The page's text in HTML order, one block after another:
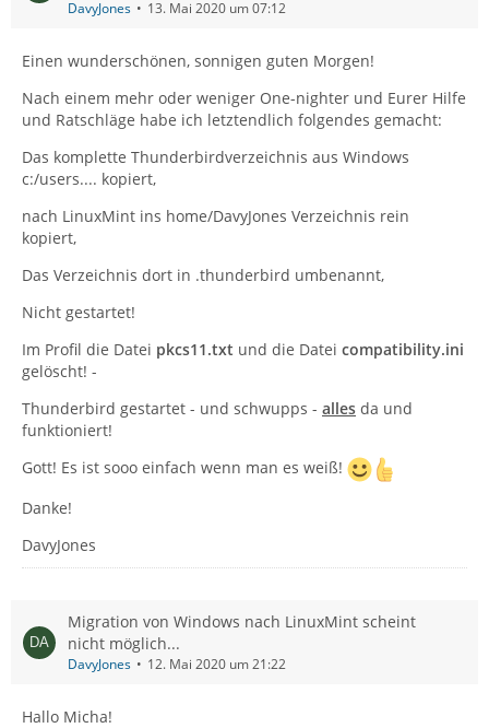
DavyJones 13. Mai 2020 um 07:12
Einen wunderschönen, sonnigen guten Morgen!
Nach einem mehr oder weniger One-nighter und Eurer Hilfe
und Ratschläge habe ich letztendlich folgendes gemacht:
Das komplette Thunderbirdverzeichnis aus Windows
c:/users.... kopiert,
nach LinuxMint ins home/DavyJones Verzeichnis rein
kopiert,
Das Verzeichnis dort in .thunderbird umbenannt,
Nicht gestartet!
Im Profil die Datei pkcs11.txt und die Datei compatibility.ini
gelöscht! -
Thunderbird gestartet - und schwupps - alles da und
funktioniert!
Gott! Es ist sooo einfach wenn man es weiß!
Danke!
DavyJones
Migration von Windows nach LinuxMint scheint
nicht möglich...
DavyJones 12. Mai 2020 um 21:22
Hallo Micha!